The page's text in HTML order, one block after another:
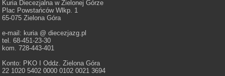
Kuria Diecezjalna w Zielonej Górze
Plac Powstańców Wlkp. 1
65-075 Zielona Góra
e-mail: kuria @ diecezjazg.pl
tel. 68-451-23-30
kom. 728-443-401
Konto: PKO I Oddz. Zielona Góra
22 1020 5402 0000 0102 0021 3694